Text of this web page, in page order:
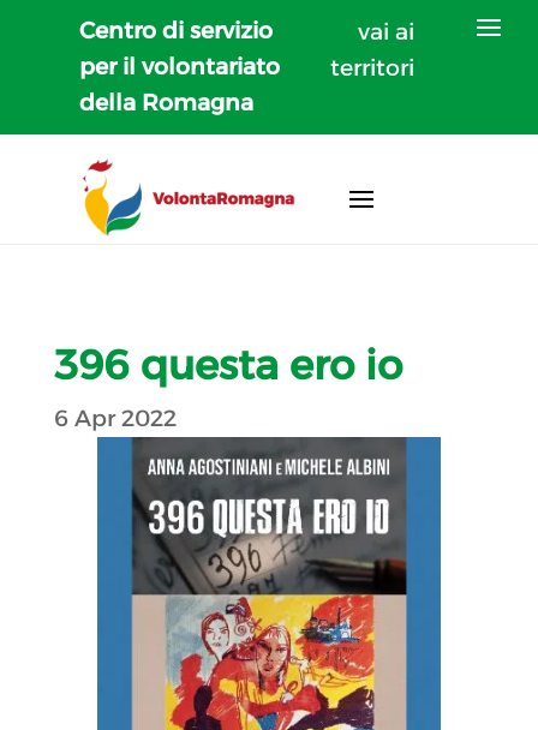
Centro di servizio
per il volontariato
della Romagna
vai ai
territori
396 questa ero io
6 Apr 2022